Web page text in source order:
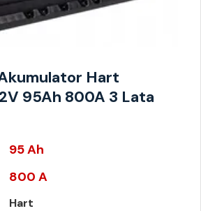
Hart
95Ah 800A 3 Lata
95 Ah
800 A
Hart